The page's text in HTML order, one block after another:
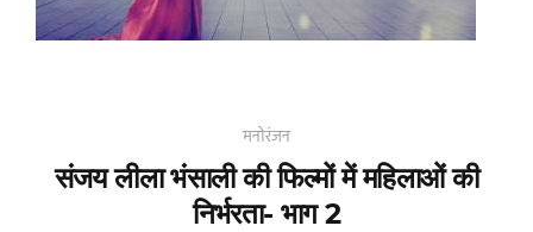
मनोरंजन
संजय लीला भंसाली की फिल्मों में महिलाओं की
निर्भरता- भाग 2